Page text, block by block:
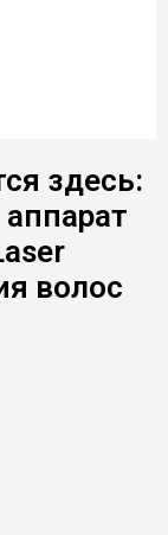
здесь:
волос